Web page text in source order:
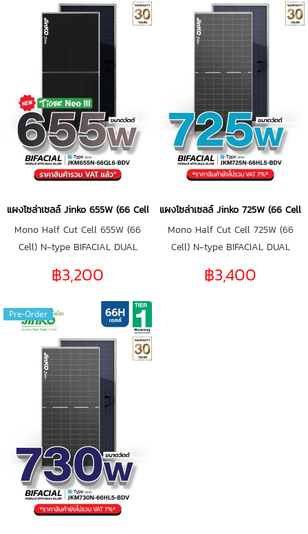
แผงโซล่าเซลล์ Jinko 655W (66 Cell)
Mono Half Cut Cell 655W (66
Cell) N-type BIFACIAL DUAL
฿3,200
แผงโซล่าเซลล์ Jinko 725W (66 Cell)
Mono Half Cut Cell 725W (66
Cell) N-type BIFACIAL DUAL
฿3,400
Pre-Order